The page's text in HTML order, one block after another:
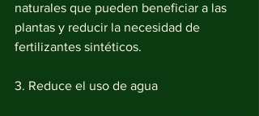
naturales que pueden beneficiar a las
plantas y reducir la necesidad de
fertilizantes sintéticos.
3. Reduce el uso de agua